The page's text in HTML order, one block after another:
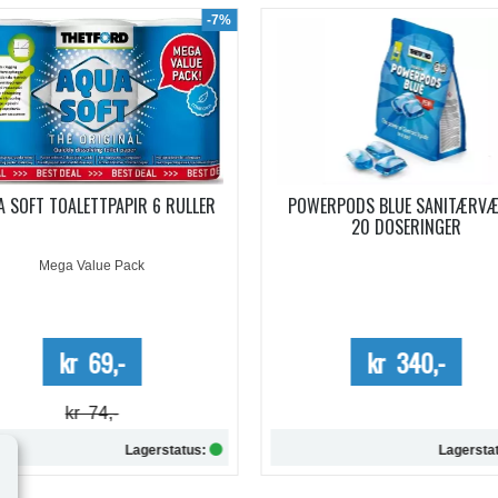
BLUE SANITÆRVÆSKE
kr 340,-
Lagerstatus:
SANITÆRVÆSKE AQUA KEM
EUCALYPTUS KONSENTRERT
kr 254,-